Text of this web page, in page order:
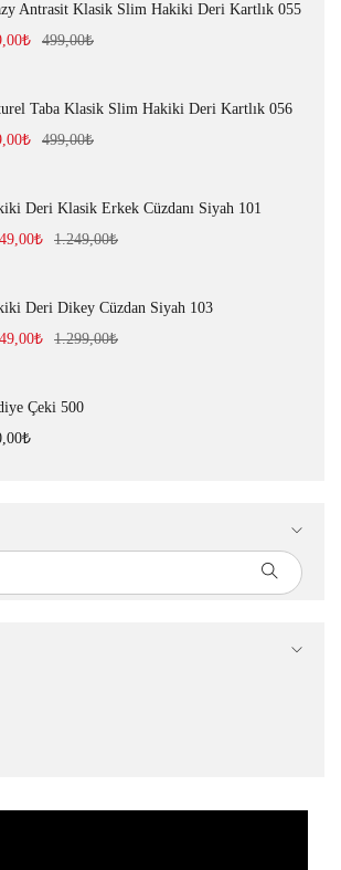
Antrasit Klasik Slim Hakiki Deri Kartlık 055
499,00₺
₺
Taba Klasik Slim Hakiki Deri Kartlık 056
499,00₺
₺
Deri Klasik Erkek Cüzdanı Siyah 101
1.249,00₺
₺
Deri Dikey Cüzdan Siyah 103
1.299,00₺
₺
Çeki 500
₺